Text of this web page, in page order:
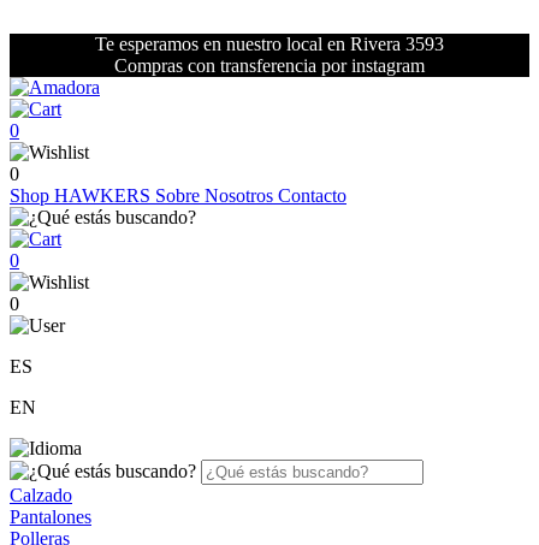
Te esperamos en nuestro local en Rivera 3593
Compras con transferencia por instagram
0
0
Shop HAWKERS Sobre Nosotros Contacto
0
0
ES
EN
Calzado
Pantalones
Polleras